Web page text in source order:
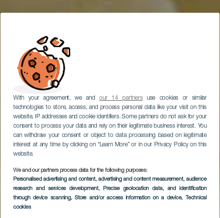
With your agreement, we andour 14 partnersuse cookies or similar
technologies to store, access, and process personal data like your visit on this
website, IP addresses and cookie identifiers. Some partners do not ask for your
consent to process your data and rely on their legitimate business interest. You
can withdraw your consent or object to data processing based on legitimate
interest at any time by clicking on “Learn More” or in our Privacy Policy on this
website.
We and our partners process data for the following purposes:
Personalised advertising and content, advertising and content measurement, audience
research and services development, Precise geolocation data, and identification
through device scanning, Store and/or access information on a device, Technical
cookies